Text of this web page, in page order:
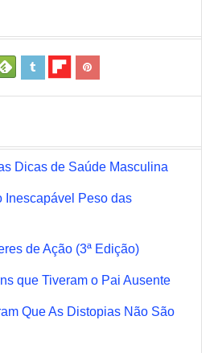
Dicas de Saúde Masculina
Inescapável Peso das
de Ação (3ª Edição)
que Tiveram o Pai Ausente
Que As Distopias Não São